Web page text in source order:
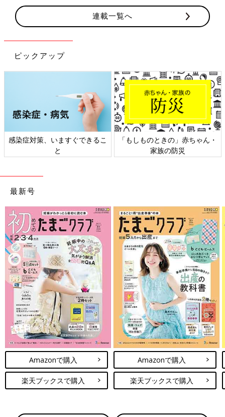
出典：Instagramアカウント「sutchama_ikuji」
sutchama_ikujiさんがおすすめしているのは、イエローの色味が
可愛い裏毛トレーナー。ドロップショルダーのシルエットとパッ
チワーク柄がオシャレなデザインで、周囲と差をつけたい人にも
おすすめ！パンツ、スカートのどちらにも合わせやすい丈感なの
で、1着持っておくと便利です♪ つけえりをプラスしたり、サロ
ペットのインナーとして使ったりするのもgood◎
あか抜け＆高見え！刺しゅうがオシャレな裏毛トレ
ーナー
連載一覧へ
ピックアップ
感染症対策、いますぐできるこ
と
「もしものときの」赤ちゃん・
家族の防災
最新号
Amazonで購入
楽天ブックスで購入
Amazonで購入
楽天ブックスで購入